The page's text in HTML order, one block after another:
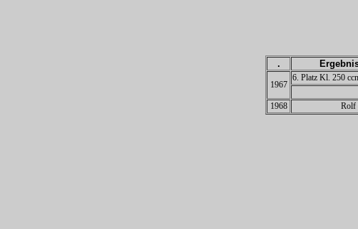
.
1967
6. Platz Kl. 250
1968
Rolf